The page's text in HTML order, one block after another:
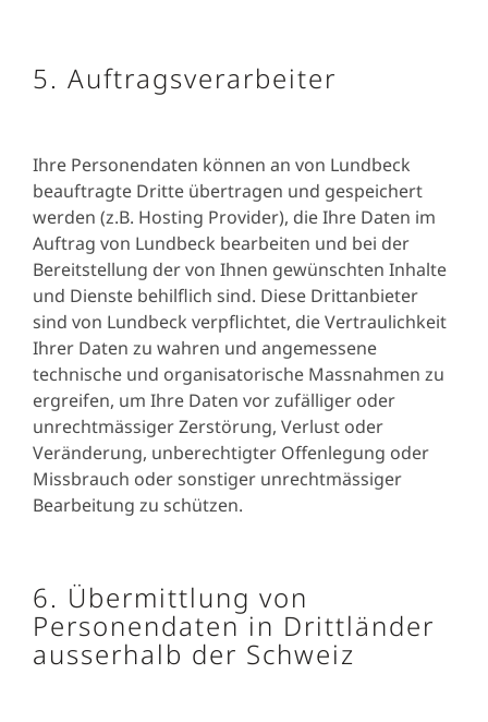
5. Auftragsverarbeiter
Ihre Personendaten können an von Lundbeck
beauftragte Dritte übertragen und gespeichert
werden (z.B. Hosting Provider), die Ihre Daten im
Auftrag von Lundbeck bearbeiten und bei der
Bereitstellung der von Ihnen gewünschten Inhalte
und Dienste behilflich sind. Diese Drittanbieter
sind von Lundbeck verpflichtet, die Vertraulichkeit
Ihrer Daten zu wahren und angemessene
technische und organisatorische Massnahmen zu
ergreifen, um Ihre Daten vor zufälliger oder
unrechtmässiger Zerstörung, Verlust oder
Veränderung, unberechtigter Offenlegung oder
Missbrauch oder sonstiger unrechtmässiger
Bearbeitung zu schützen.
6. Übermittlung von
Personendaten in Drittländer
ausserhalb der Schweiz